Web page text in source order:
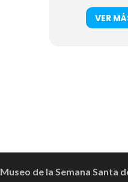
VER
Museo de la Semana Santa